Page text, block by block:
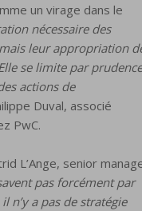
un virage dans le
nécessaire des
leur appropriation
se limite par prudence
actions de
Duval, associé
PwC.
L’Ange, senior
pas forcément par
n’y a pas de stratégie